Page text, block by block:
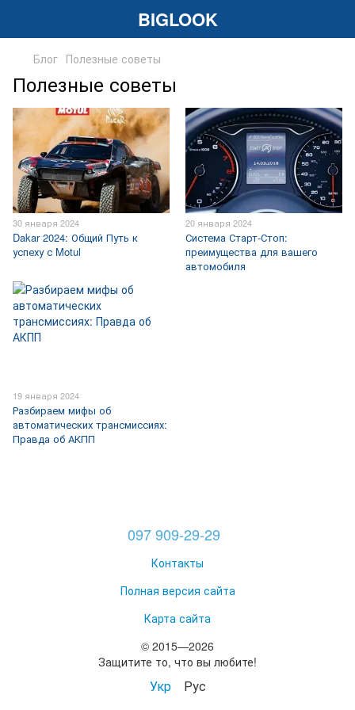
BIGLOOK
Блог Полезные советы
Полезные советы
30 января 2024
Dakar 2024: Общий Путь к
успеху с Motul
20 января 2024
Система Старт-Стоп:
преимущества для вашего
автомобиля
19 января 2024
Разбираем мифы об
автоматических трансмиссиях:
Правда об АКПП
097 909-29-29
Контакты
Полная версия сайта
Карта сайта
© 2015—2026
Защитите то, что вы любите!
Укр Рус